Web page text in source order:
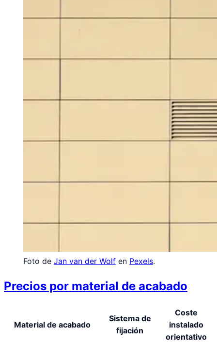
Foto de Jan van der Wolf en Pexels.
Precios por material de acabado
Material de acabado
Sistema de
fijación
Coste
instalado
orientativo